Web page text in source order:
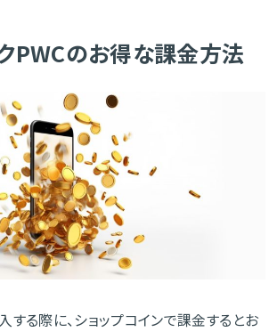
PWCのお得な課金方法
する際に、ショップコインで課金するとお